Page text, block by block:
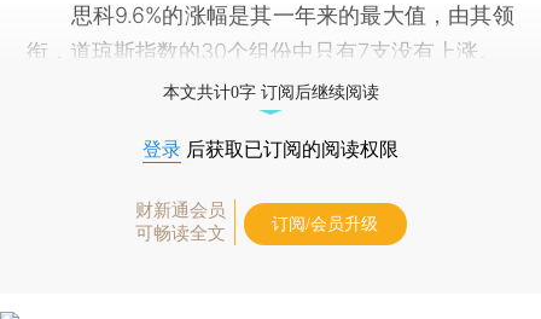
思科9.6%的涨幅是其一年来的最大值，由其领
衔，道琼斯指数的30个组份中只有7支没有上涨。
本文共计0字 订阅后继续阅读
登录 后获取已订阅的阅读权限
财新通会员
可畅读全文
订阅/会员升级